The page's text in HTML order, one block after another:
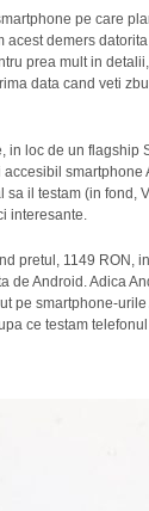
pe care
acest demers
prea mult in
data cand veti
in loc de un flagship
accesibil smartphone
sa il testam (in fond,
interesante.
pretul, 1149 RON,
de Android. Adica
pe smartphone-
ce testam